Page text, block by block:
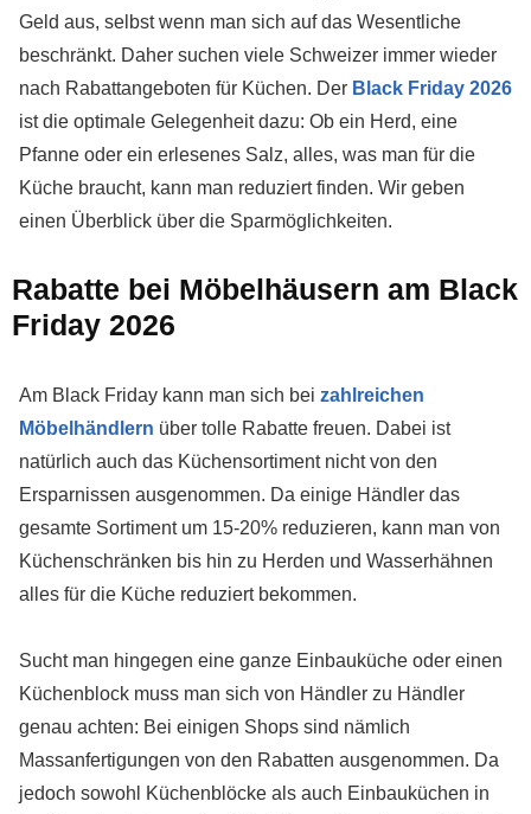
Geld aus, selbst wenn man sich auf das Wesentliche
beschränkt. Daher suchen viele Schweizer immer wieder
nach Rabattangeboten für Küchen. Der Black Friday 2026
ist die optimale Gelegenheit dazu: Ob ein Herd, eine
Pfanne oder ein erlesenes Salz, alles, was man für die
Küche braucht, kann man reduziert finden. Wir geben
einen Überblick über die Sparmöglichkeiten.
Rabatte bei Möbelhäusern am Black
Friday 2026
Am Black Friday kann man sich bei zahlreichen
Möbelhändlern über tolle Rabatte freuen. Dabei ist
natürlich auch das Küchensortiment nicht von den
Ersparnissen ausgenommen. Da einige Händler das
gesamte Sortiment um 15-20% reduzieren, kann man von
Küchenschränken bis hin zu Herden und Wasserhähnen
alles für die Küche reduziert bekommen.
Sucht man hingegen eine ganze Einbauküche oder einen
Küchenblock muss man sich von Händler zu Händler
genau achten: Bei einigen Shops sind nämlich
Massanfertigungen von den Rabatten ausgenommen. Da
jedoch sowohl Küchenblöcke als auch Einbauküchen in